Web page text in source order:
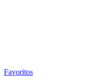
Favoritos